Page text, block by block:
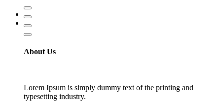
About Us
Lorem Ipsum is simply dummy text of the printing and
typesetting industry.